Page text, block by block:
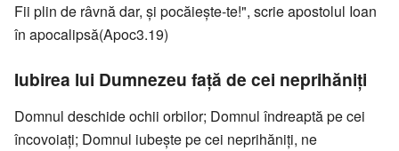
Fii plin de râvnă dar, şi pocăieşte-te!", scrie apostolul Ioan
în apocalipsă(Apoc3.19)
Iubirea lui Dumnezeu faţă de cei neprihăniţi
Domnul deschide ochii orbilor; Domnul îndreaptă pe cei
încovoiaţi; Domnul iubeşte pe cei neprihăniţi, ne